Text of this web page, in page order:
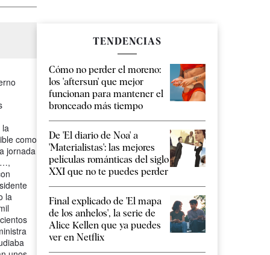
la
como
jornada
la
TENDENCIAS
Cómo no perder el moreno:
los 'aftersun' que mejor
funcionan para mantener el
bronceado más tiempo
De 'El diario de Noa' a
'Materialistas': las mejores
películas románticas del siglo
XXI que no te puedes perder
Final explicado de 'El mapa
de los anhelos', la serie de
Alice Kellen que ya puedes
ver en Netflix